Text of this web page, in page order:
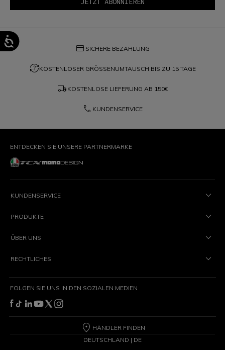
credit_card SICHERE BEZAHLUNG
question_exchangeKOSTENLOSER GRÖSSENUMTAUSCH BIS ZU 15 TAGE
local_shipping KOSTENLOSE LIEFERUNG AB 150€
phone KUNDENSERVICE
ENTDECKEN SIE UNSERE PARTNERMARKE
KUNDENSERVICE
PRODUKTE
ÜBER UNS
RECHTLICHES
FOLGEN SIE UNS IN DEN SOZIALEN MEDIEN
HÄNDLER FINDEN
DEUTSCHLAND | DE